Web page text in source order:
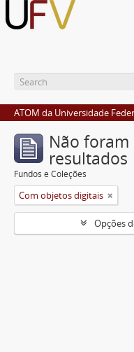
ATOM da Universidade
Não
resultados
Fundos e Coleções
Com objetos digitais
Opções